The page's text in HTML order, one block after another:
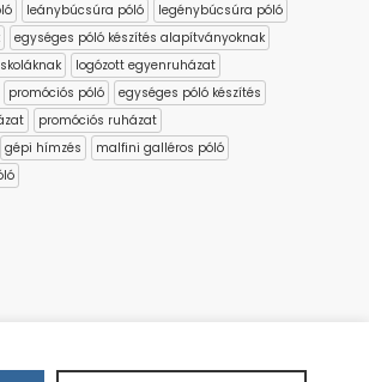
leánybúcsúra póló
legénybúcsúra póló
egységes póló készítés alapítványoknak
logózott egyenruházat
promóciós póló
egységes póló készítés
promóciós ruházat
gépi hímzés
malfini galléros póló